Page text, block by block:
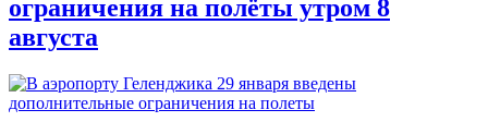
ограничения на полёты утром 8
августа